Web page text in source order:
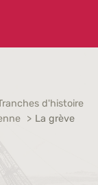
d'histoire
La grève